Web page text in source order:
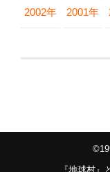
2002年 2001年
『地球村』